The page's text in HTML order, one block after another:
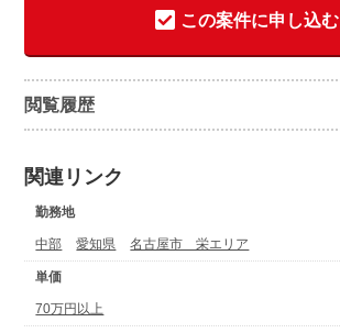
この案件に申し込む
閲覧履歴
関連リンク
勤務地
中部 愛知県 名古屋市 栄エリア
単価
70万円以上